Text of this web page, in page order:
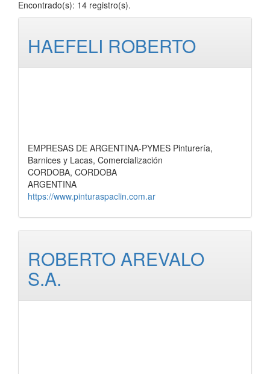
Encontrado(s): 14 registro(s).
HAEFELI ROBERTO
EMPRESAS DE ARGENTINA-PYMES Pinturería,
Barnices y Lacas, Comercialización
CORDOBA, CORDOBA
ARGENTINA
https://www.pinturaspaclin.com.ar
ROBERTO AREVALO
S.A.